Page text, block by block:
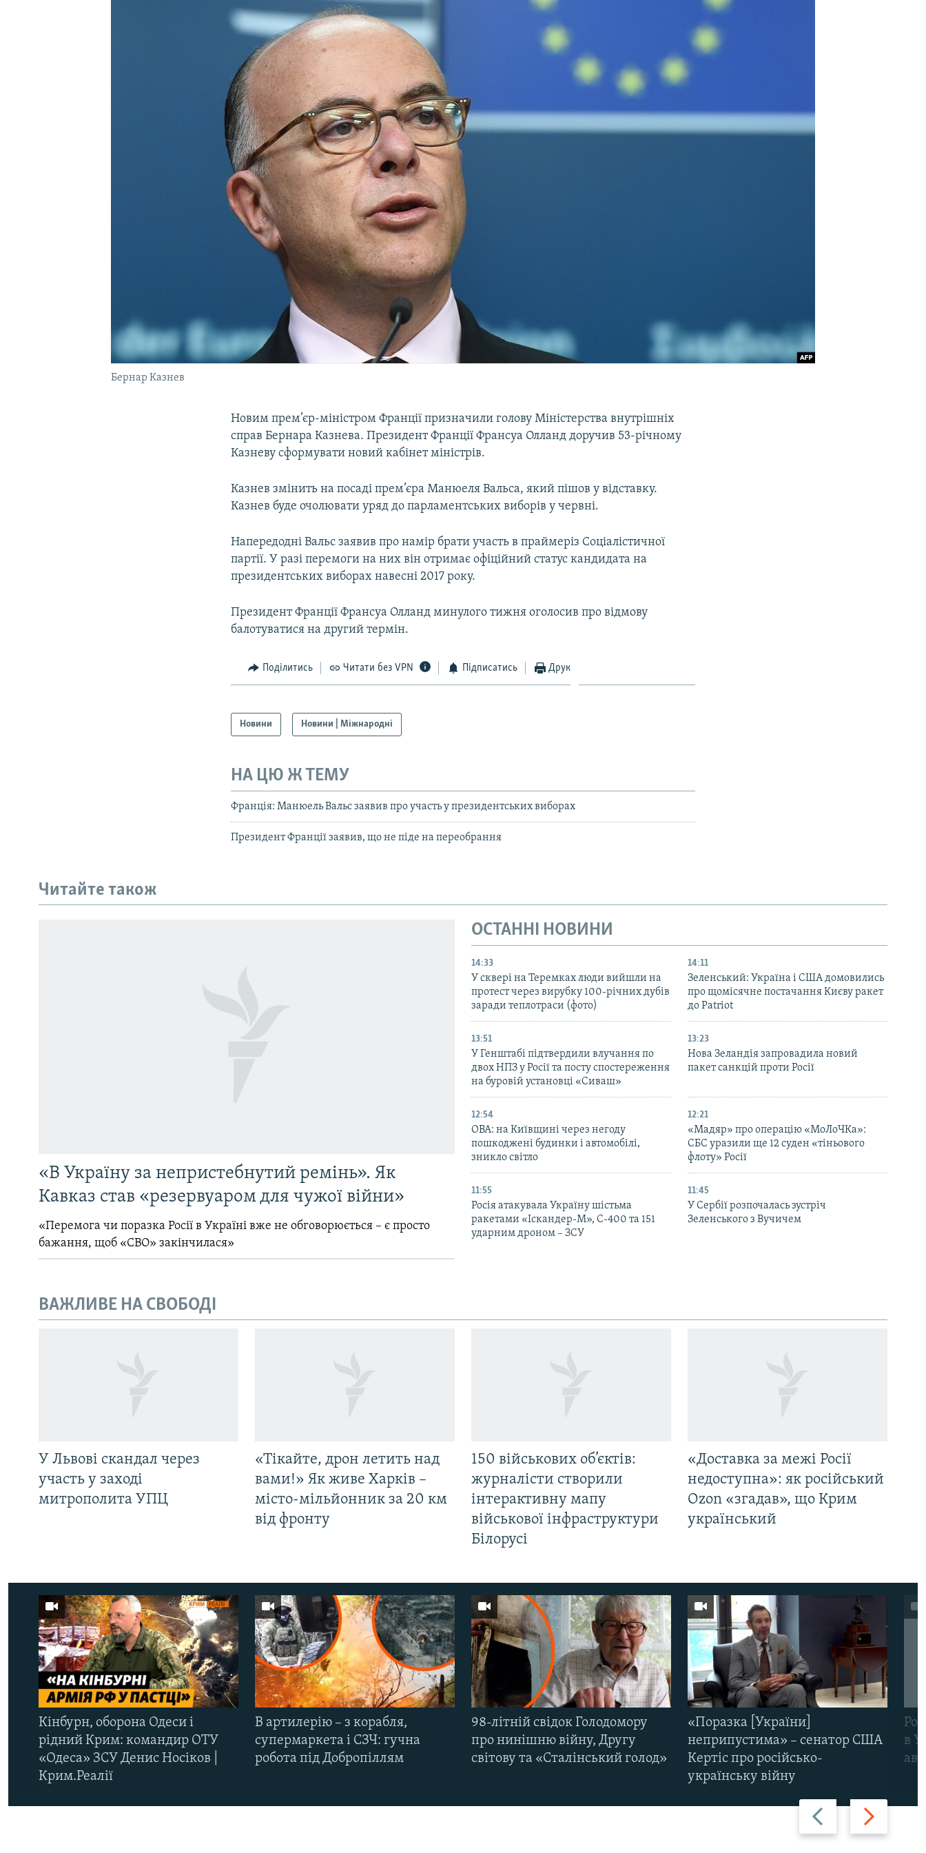
Бернар Казнев
Новим прем’єр-міністром Франції призначили голову Міністерства внутрішніх
справ Бернара Казнева. Президент Франції Франсуа Олланд доручив 53-річному
Казневу сформувати новий кабінет міністрів.
Казнев змінить на посаді прем’єра Манюеля Вальса, який пішов у відставку.
Казнев буде очолювати уряд до парламентських виборів у червні.
Напередодні Вальс заявив про намір брати участь в праймеріз Соціалістичної
партії. У разі перемоги на них він отримає офіційний статус кандидата на
президентських виборах навесні 2017 року.
Президент Франції Франсуа Олланд минулого тижня оголосив про відмову
балотуватися на другий термін.
Поділитись Читати без VPN Підписатись Друк
Новини Новини | Міжнародні
НА ЦЮ Ж ТЕМУ
Франція: Манюель Вальс заявив про участь у президентських виборах
Президент Франції заявив, що не піде на переобрання
Читайте також
«В Україну за непристебнутий ремінь». Як
Кавказ став «резервуаром для чужої війни»
«Перемога чи поразка Росії в Україні вже не обговорюється – є просто
бажання, щоб «СВО» закінчилася»
ОСТАННІ НОВИНИ
14:33
У сквері на Теремках люди вийшли на
протест через вирубку 100-річних дубів
заради теплотраси (фото)
14:11
Зеленський: Україна і США домовились
про щомісячне постачання Києву ракет
до Patriot
13:51
У Генштабі підтвердили влучання по
двох НПЗ у Росії та посту спостереження
на буровій установці «Сиваш»
13:23
Нова Зеландія запровадила новий
пакет санкцій проти Росії
12:54
ОВА: на Київщині через негоду
пошкоджені будинки і автомобілі,
зникло світло
12:21
«Мадяр» про операцію «МоЛоЧКа»:
СБС уразили ще 12 суден «тіньового
флоту» Росії
11:55
Росія атакувала Україну шістьма
ракетами «Іскандер-М», С-400 та 151
ударним дроном – ЗСУ
11:45
У Сербії розпочалась зустріч
Зеленського з Вучичем
ВАЖЛИВЕ НА СВОБОДІ
У Львові скандал через
участь у заході
митрополита УПЦ
«Тікайте, дрон летить над
вами!» Як живе Харків –
місто-мільйонник за 20 км
від фронту
150 військових об’єктів:
журналісти створили
інтерактивну мапу
військової інфраструктури
Білорусі
«Доставка за межі Росії
недоступна»: як російський
Ozon «згадав», що Крим
український
Назад Вперед
Кінбурн, оборона Одеси і
рідний Крим: командир ОТУ
«Одеса» ЗСУ Денис Носіков |
Крим.Реалії
В артилерію – з корабля,
супермаркета і СЗЧ: гучна
робота під Добропіллям
98-літній свідок Голодомору
про нинішню війну, Другу
світову та «Сталінський голод»
«Поразка [України]
неприпустима» – сенатор США
Кертіс про російсько-
українську війну
в